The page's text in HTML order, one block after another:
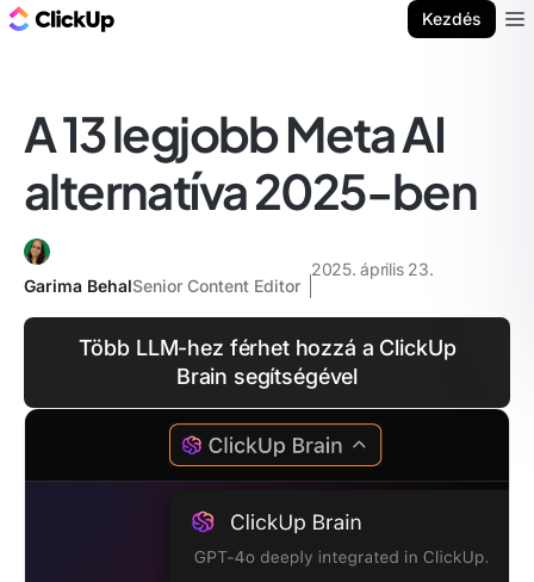
Kezdés
A 13 legjobb Meta AI
alternatíva 2025-ben
Garima BehalSenior Content Editor
2025. április 23.
Több LLM-hez férhet hozzá a ClickUp
Brain segítségével